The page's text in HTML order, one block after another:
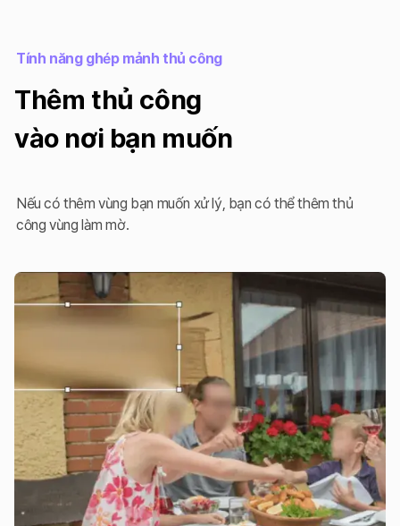
Tính năng ghép mảnh thủ công
Thêm thủ công
vào nơi bạn muốn
Nếu có thêm vùng bạn muốn xử lý, bạn có thể thêm thủ
công vùng làm mờ.